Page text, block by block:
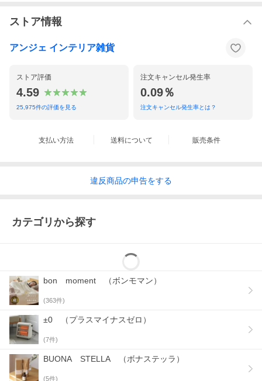
ストア情報
アンジェ インテリア雑貨
ストア評価
4.59
25,975件の評価を見る
注文キャンセル発生率
0.09％
注文キャンセル発生率とは？
支払い方法 送料について 販売条件
違反商品の申告をする
カテゴリから探す
bon moment （ボンモマン）
(363件)
±0 （プラスマイナスゼロ）
(7件)
BUONA STELLA （ボナステッラ）
(5件)